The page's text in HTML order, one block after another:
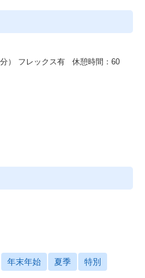
） フレックス有 休憩時間：60
年末年始 夏季 特別